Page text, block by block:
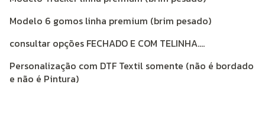
Modelo 6 gomos linha premium (brim pesado)
consultar opções FECHADO E COM TELINHA....
Personalização com DTF Textil somente (não é bordado
e não é Pintura)